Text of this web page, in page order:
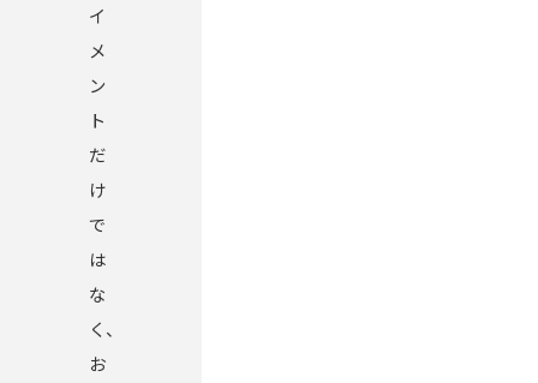
イ
メ
ン
ト
だ
け
で
は
な
く、
お